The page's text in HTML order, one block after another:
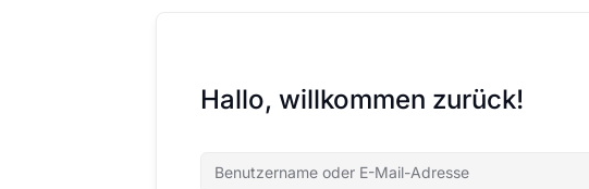
Hallo, willkommen zurück!